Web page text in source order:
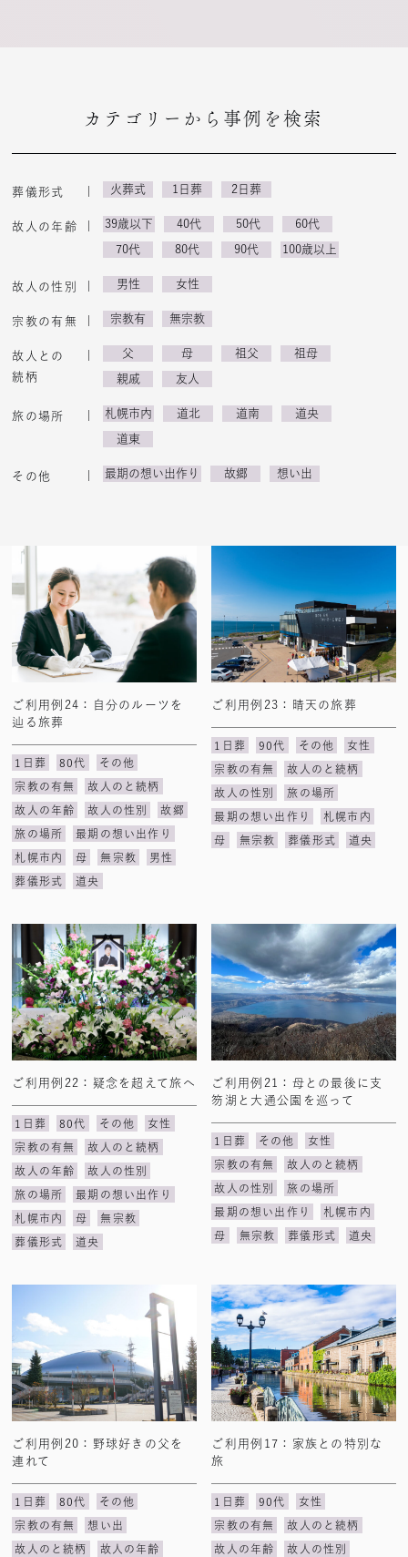
カテゴリーから事例を検索
葬儀形式 火葬式 1日葬 2日葬
故人の年齢 39歳以下 40代 50代 60代
70代 80代 90代 100歳以上
故人の性別 男性 女性
宗教の有無 宗教有 無宗教
故人との
続柄
父 母 祖父 祖母
親戚 友人
旅の場所 札幌市内 道北 道南 道央
道東
その他 最期の想い出作り 故郷 想い出
ご利用例24：自分のルーツを
辿る旅葬
1日葬 80代 その他
宗教の有無 故人のと続柄
故人の年齢 故人の性別 故郷
旅の場所 最期の想い出作り
札幌市内 母 無宗教 男性
葬儀形式 道央
ご利用例23：晴天の旅葬
1日葬 90代 その他 女性
宗教の有無 故人のと続柄
故人の性別 旅の場所
最期の想い出作り 札幌市内
母 無宗教 葬儀形式 道央
ご利用例22：疑念を超えて旅へ
1日葬 80代 その他 女性
宗教の有無 故人のと続柄
故人の年齢 故人の性別
旅の場所 最期の想い出作り
札幌市内 母 無宗教
葬儀形式 道央
ご利用例21：母との最後に支
笏湖と大通公園を巡って
1日葬 その他 女性
宗教の有無 故人のと続柄
故人の性別 旅の場所
最期の想い出作り 札幌市内
母 無宗教 葬儀形式 道央
ご利用例20：野球好きの父を
連れて
1日葬 80代 その他
宗教の有無 想い出
故人のと続柄 故人の年齢
ご利用例17：家族との特別な
旅
1日葬 90代 女性
宗教の有無 故人のと続柄
故人の年齢 故人の性別